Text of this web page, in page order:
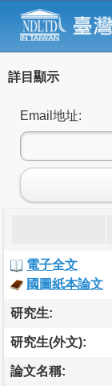
詳目顯示
Email地址:
電子全文
國圖紙本論文
研究生:
研究生(外文):
論文名稱: